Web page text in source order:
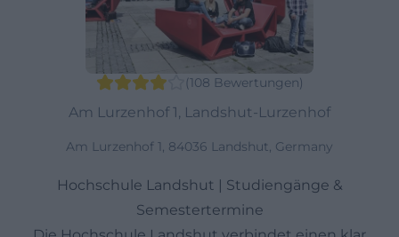
(108 Bewertungen)
Am Lurzenhof 1, Landshut-Lurzenhof
Am Lurzenhof 1, 84036 Landshut, Germany
Hochschule Landshut | Studiengänge &
Semestertermine